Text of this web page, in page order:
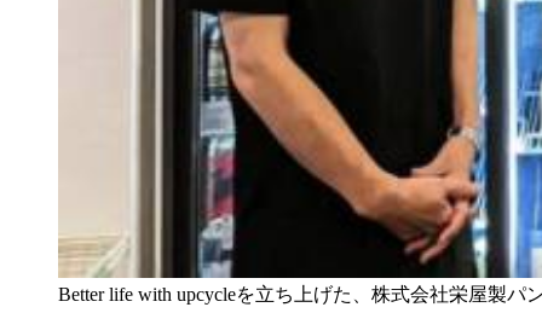
Better life with upcycleを立ち上げた、株式会社栄屋製